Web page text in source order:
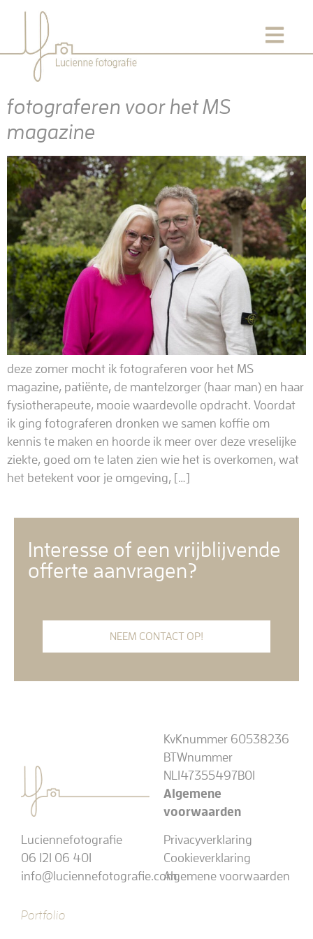
fotograferen voor het MS
magazine
deze zomer mocht ik fotograferen voor het MS
magazine, patiënte, de mantelzorger (haar man) en haar
fysiotherapeute, mooie waardevolle opdracht. Voordat
ik ging fotograferen dronken we samen koffie om
kennis te maken en hoorde ik meer over deze vreselijke
ziekte, goed om te laten zien wie het is overkomen, wat
het betekent voor je omgeving, […]
Interesse of een vrijblijvende
offerte aanvragen?
NEEM CONTACT OP!
Luciennefotografie
06 121 06 401
info@luciennefotografie.com
KvKnummer 60538236
BTWnummer
NL147355497B01
Algemene
voorwaarden
Privacyverklaring
Cookieverklaring
Algemene voorwaarden
Portfolio